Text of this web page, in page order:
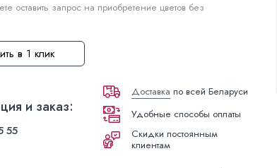
оставить запрос на приобретение цветов без
в 1 клик
и заказ:
55
Доставка по всей Беларуси
Удобные способы оплаты
Скидки постоянным
клиентам